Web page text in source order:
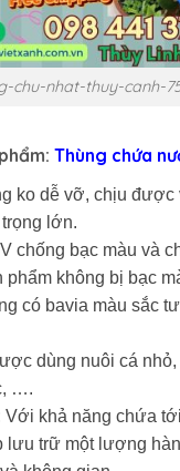
chu-nhat-thuy-canh-
Thùng chứa
ko dễ vỡ, chịu được
lớn.
chống bạc màu và
không bị bạc
có bavia màu sắc
dùng nuôi cá
….
Với khả năng chứa
lưu trữ một lượng